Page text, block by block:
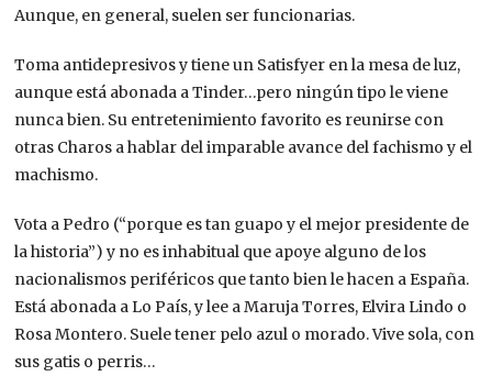
Aunque, en general, suelen ser funcionarias.
Toma antidepresivos y tiene un Satisfyer en la mesa de luz,
aunque está abonada a Tinder…pero ningún tipo le viene
nunca bien. Su entretenimiento favorito es reunirse con
otras Charos a hablar del imparable avance del fachismo y el
machismo.
Vota a Pedro (“porque es tan guapo y el mejor presidente de
la historia”) y no es inhabitual que apoye alguno de los
nacionalismos periféricos que tanto bien le hacen a España.
Está abonada a Lo País, y lee a Maruja Torres, Elvira Lindo o
Rosa Montero. Suele tener pelo azul o morado. Vive sola, con
sus gatis o perris…